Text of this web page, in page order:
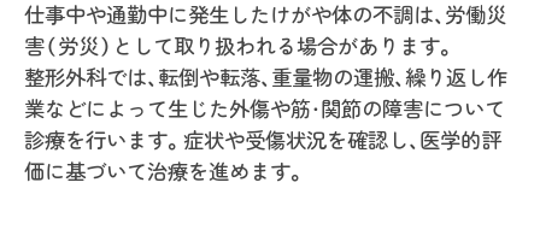
仕事中や通勤中に発生したけがや体の不調は、労働災
害（労災）として取り扱われる場合があります。
整形外科では、転倒や転落、重量物の運搬、繰り返し作
業などによって生じた外傷や筋・関節の障害について
診療を行います。症状や受傷状況を確認し、医学的評
価に基づいて治療を進めます。